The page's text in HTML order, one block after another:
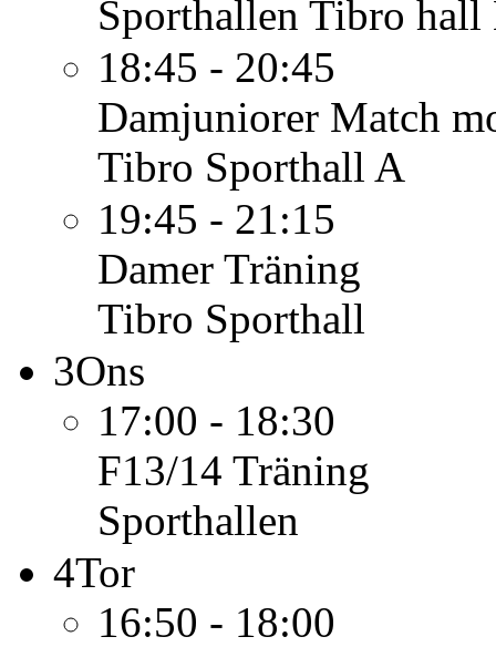
Sporthallen Tibro hall
18:45 - 20:45
Damjuniorer Match
Tibro Sporthall A
19:45 - 21:15
Damer Träning
Tibro Sporthall
3Ons
17:00 - 18:30
F13/14 Träning
Sporthallen
4Tor
16:50 - 18:00